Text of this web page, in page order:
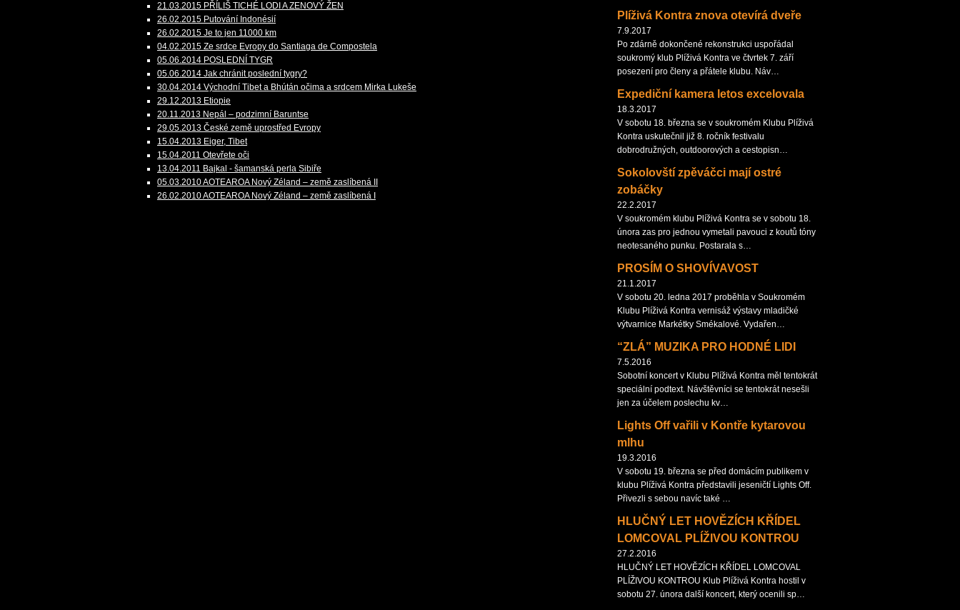
21.03.2015 PŘÍLIŠ TICHÉ LODI A ZENOVÝ ŽEN
26.02.2015 Putování Indonésií
26.02.2015 Je to jen 11000 km
04.02.2015 Ze srdce Evropy do Santiaga de Compostela
05.06.2014 POSLEDNÍ TYGR
05.06.2014 Jak chránit poslední tygry?
30.04.2014 Východní Tibet a Bhútán očima a srdcem Mirka Lukeše
29.12.2013 Etiopie
20.11.2013 Nepál – podzimní Baruntse
29.05.2013 České země uprostřed Evropy
15.04.2013 Eiger, Tibet
15.04.2011 Otevřete oči
13.04.2011 Bajkal - šamanská perla Sibiře
05.03.2010 AOTEAROA Nový Zéland – země zaslíbená II
26.02.2010 AOTEAROA Nový Zéland – země zaslíbená I
Plíživá Kontra znova otevírá dveře
7.9.2017
Po zdárně dokončené rekonstrukci uspořádal
soukromý klub Plíživá Kontra ve čtvrtek 7. září
posezení pro členy a přátele klubu. Náv…
Expediční kamera letos excelovala
18.3.2017
V sobotu 18. března se v soukromém Klubu Plíživá
Kontra uskutečnil již 8. ročník festivalu
dobrodružných, outdoorových a cestopisn…
Sokolovští zpěváčci mají ostré
zobáčky
22.2.2017
V soukromém klubu Plíživá Kontra se v sobotu 18.
února zas pro jednou vymetali pavouci z koutů tóny
neotesaného punku. Postarala s…
PROSÍM O SHOVÍVAVOST
21.1.2017
V sobotu 20. ledna 2017 proběhla v Soukromém
Klubu Plíživá Kontra vernisáž výstavy mladičké
výtvarnice Markétky Smékalové. Vydařen…
“ZLÁ” MUZIKA PRO HODNÉ LIDI
7.5.2016
Sobotní koncert v Klubu Plíživá Kontra měl tentokrát
speciální podtext. Návštěvníci se tentokrát nesešli
jen za účelem poslechu kv…
Lights Off vařili v Kontře kytarovou
mlhu
19.3.2016
V sobotu 19. března se před domácím publikem v
klubu Plíživá Kontra představili jeseničtí Lights Off.
Přivezli s sebou navíc také …
HLUČNÝ LET HOVĚZÍCH KŘÍDEL
LOMCOVAL PLÍŽIVOU KONTROU
27.2.2016
HLUČNÝ LET HOVĚZÍCH KŘÍDEL LOMCOVAL
PLÍŽIVOU KONTROU Klub Plíživá Kontra hostil v
sobotu 27. února další koncert, který ocenili sp…